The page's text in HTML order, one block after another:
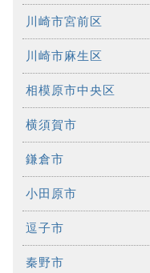
川崎市宮前区
川崎市麻生区
相模原市中央区
横須賀市
鎌倉市
小田原市
逗子市
秦野市